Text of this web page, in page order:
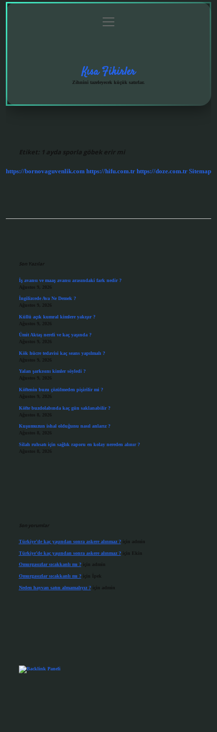
menüyü
aç
Kısa Fikirler
Zihnini tazeleyecek küçük satırlar.
Etiket: 1 ayda sporla göbek erir mi
https://bornovaguvenlik.com https://hifu.com.tr https://doze.com.tr Sitemap
Son Yazılar
İş avansı ve maaş avansı arasındaki fark nedir ?
Ağustos 9, 2026
İngilizcede Ava Ne Demek ?
Ağustos 9, 2026
Küllü açık kumral kimlere yakışır ?
Ağustos 9, 2026
Ümit Aktaş nereli ve kaç yaşında ?
Ağustos 9, 2026
Kök hücre tedavisi kaç seans yapılmalı ?
Ağustos 9, 2026
Yalan şarkısını kimler söyledi ?
Ağustos 9, 2026
Köftenin buzu çözülmeden pişirilir mi ?
Ağustos 9, 2026
Köfte buzdolabında kaç gün saklanabilir ?
Ağustos 8, 2026
Kuşumuzun ishal olduğunu nasıl anlarız ?
Ağustos 8, 2026
Silah ruhsatı için sağlık raporu en kolay nereden alınır ?
Ağustos 8, 2026
Son yorumlar
Türkiye’de kaç yaşından sonra askere alınmaz ?için admin
Türkiye’de kaç yaşından sonra askere alınmaz ?için Ekin
Omurgasızlar sıcakkanlı mı ?için admin
Omurgasızlar sıcakkanlı mı ?için İpek
Neden hayvan satın almamalıyız ?için admin